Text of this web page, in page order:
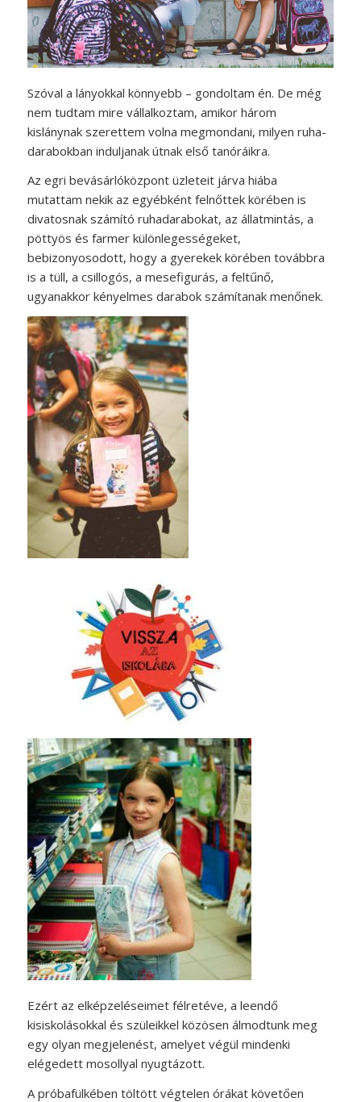
Szóval a lányokkal könnyebb – gondoltam én. De még
nem tudtam mire vállalkoztam, amikor három
kislánynak szerettem volna megmondani, milyen ruha­
darabokban induljanak útnak első tanóráikra.
Az egri bevásárlóközpont üzleteit járva hiába
mutattam nekik az egyébként felnőttek körében is
divatosnak számító ruhadarabokat, az állatmintás, a
pöttyös és farmer különlegességeket,
bebizonyosodott, hogy a gyerekek körében továbbra
is a tüll, a csillogós, a mesefigurás, a feltűnő,
ugyanakkor kényelmes darabok számítanak menőnek.
Ezért az elképzeléseimet félretéve, a leendő
kisiskolásokkal és szüleikkel közösen álmodtunk meg
egy olyan megjelenést, amelyet végül mindenki
elégedett mosollyal nyugtázott.
A próbafülkében töltött végtelen órákat követően